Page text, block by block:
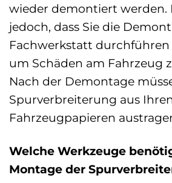
wieder demontiert werden.
jedoch, dass Sie die
Fachwerkstatt durchführen
um Schäden am Fahrzeug
Nach der Demontage
Spurverbreiterung aus Ihren
Fahrzeugpapieren
Welche Werkzeuge
Montage der